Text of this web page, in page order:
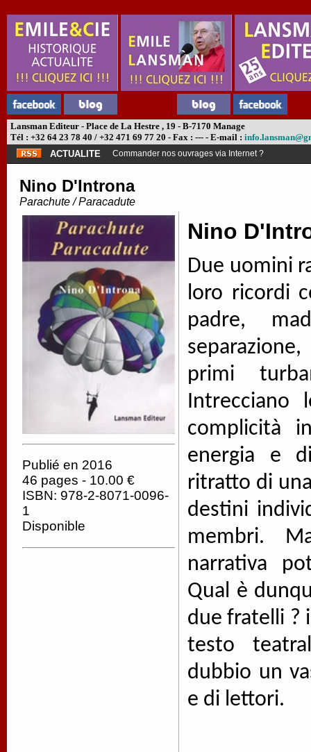
Lansman Editeur - Place de La Hestre , 19 - B-7170 Manage
Tél : +32 64 23 78 40 / +32 471 69 77 20 - Fax : --- - E-mail :
ACTUALITE
Commander nos ouvrages via Internet ?
Nino D'Introna
Parachute / Paracadute
Publié en 2016
46 pages - 10.00 €
ISBN: 978-2-8071-0096-
1
Disponible
Nino
Due uomini
loro ricordi
padre,
primi
complicità
energia e
ritratto di
destini
membri.
narrativa
Qual è
due fratelli ?
testo
dubbio un
e di lettori.